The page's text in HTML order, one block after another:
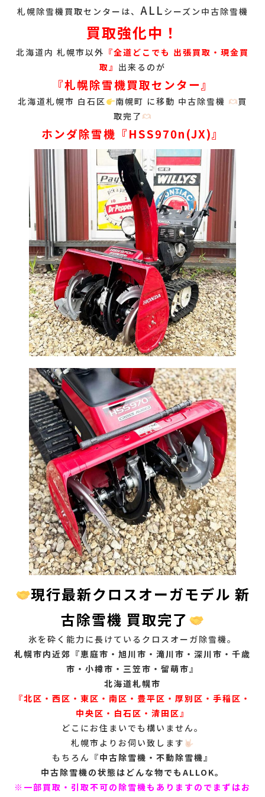
札幌除雪機買取センターは、 ALL シーズン中古除雪機
買取強化中！
北海道内 札幌市以外 『全道どこでも 出張買取・現金買
取』 出来るのが
『札幌除雪機買取センター』
北海道札幌市 白石区 南幌町 に移動 中古除雪機
買
取完了
ホンダ除雪機『HSS970n(JX)』
現行最新クロスオーガモデル 新
古除雪機 買取完了
氷を砕く能力に長けているクロスオーガ除雪機。
札幌市内近郊『恵庭市・旭川市・滝川市・深川市・千歳
市・小樽市・三笠市・留萌市』
北海道札幌市
『北区・西区・東区・南区・豊平区・厚別区・手稲区・
中央区・白石区・清田区』
どこにお住まいでも構いません。
札幌市よりお伺い致します
もちろん『中古除雪機・不動除雪機』
中古除雪機の状態はどんな物でもALLOK。
※一部買取・引取不可の除雪機もありますのでまずはお